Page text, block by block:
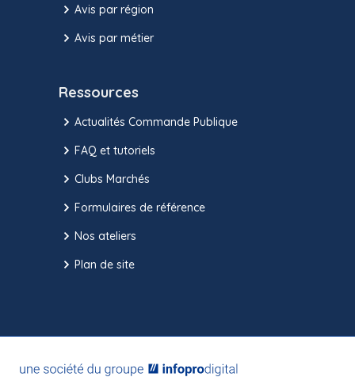
Avis par région
Avis par métier
Ressources
Actualités Commande Publique
FAQ et tutoriels
Clubs Marchés
Formulaires de référence
Nos ateliers
Plan de site